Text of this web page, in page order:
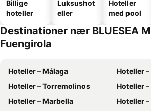
Billige
hoteller
Luksushot
eller
Hoteller
med pool
Destinationer nær BLUESEA
Fuengirola
Hoteller – Málaga
Hoteller
Hoteller – Torremolinos
Hoteller
Hoteller – Marbella
Hoteller